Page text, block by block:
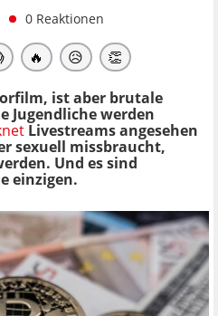
0 Reaktionen
🔥 😥 👏
ist aber brutale
Jugendliche werden
Livestreams angesehen
sexuell missbraucht,
Und es sind
einzigen.